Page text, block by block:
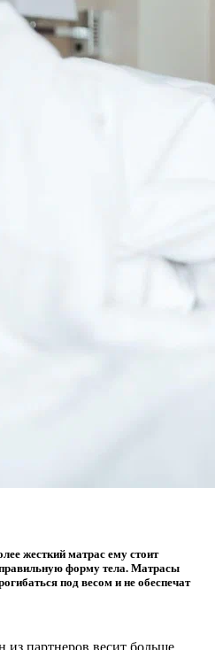
жесткий матрас ему стоит
форму тела. Матрасы
под весом и не обеспечат
партнеров весит больше,